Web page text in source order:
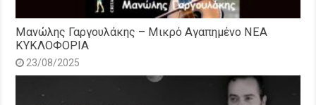
Μανώλης Γαργουλάκης – Μικρό Αγαπημένο NEΑ
ΚΥΚΛΟΦΟΡΙΑ
23/08/2025